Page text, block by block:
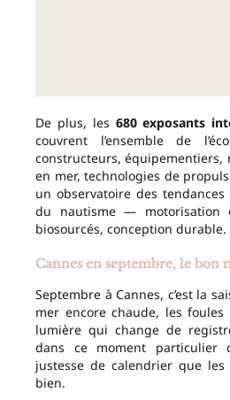
De plus, les 680 exposants
couvrent l’ensemble de
constructeurs, équipementiers,
en mer, technologies de
un observatoire des tendances
du nautisme — motorisation
biosourcés, conception durable.
Cannes en septembre, le bon
Septembre à Cannes, c’est la
mer encore chaude, les
lumière qui change de
dans ce moment particulier
justesse de calendrier que les
bien.